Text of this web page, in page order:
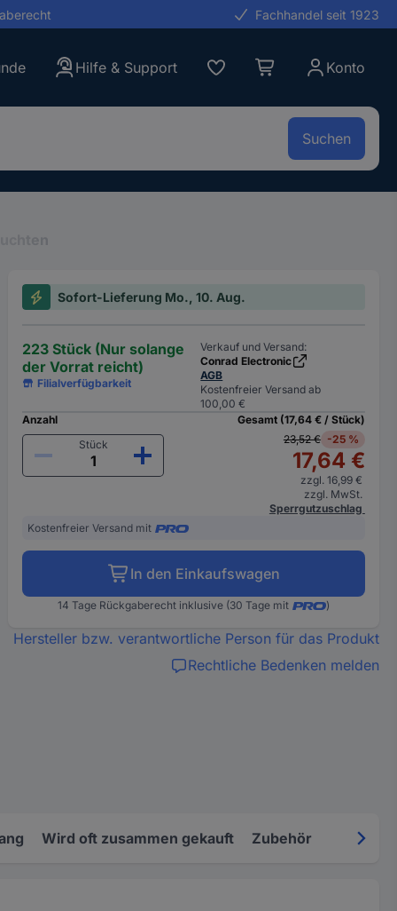
Fachhandel seit 1923
Hilfe & Support Konto
Suchen
Sofort-Lieferung Mo., 10. Aug.
223 Stück (Nur solange
der Vorrat reicht)
Filialverfügbarkeit
Verkauf und Versand:
Conrad Electronic
AGB
Kostenfreier Versand ab
100,00 €
Anzahl
Stück
Gesamt (17,64 € / Stück)
23,52 € -25 %
17,64 €
zzgl. 16,99 €
zzgl. MwSt.
Sperrgutzuschlag
Kostenfreier Versand mit
In den Einkaufswagen
14 Tage Rückgaberecht inklusive (30 Tage mit )
Hersteller bzw. verantwortliche Person für das Produkt
Rechtliche Bedenken melden
Wird oft zusammen gekauft Zubehör